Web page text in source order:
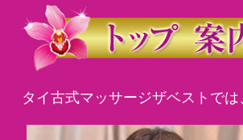
タイ古式マッサージザベストで